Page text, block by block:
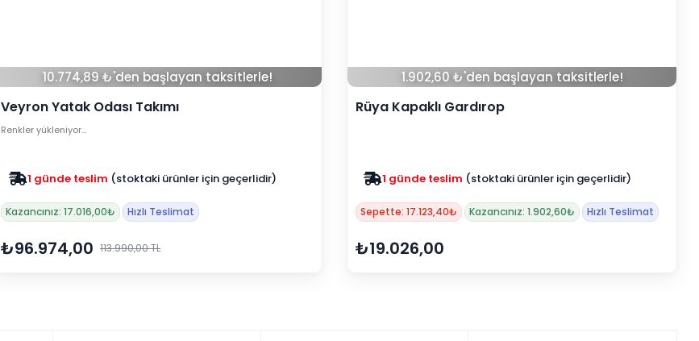
10.774,89 ₺'den başlayan taksitlerle!
Veyron Yatak Odası Takımı
Renkler yükleniyor…
1 günde teslim (stoktaki ürünler için geçerlidir)
Zam yok
2025 fiyatları devam ediyor
Kazancınız: 17.016,00₺ Hızlı Teslimat
₺96.974,00 113.990,00 TL
1.902,60 ₺'den başlayan taksitlerle!
Rüya Kapaklı Gardırop
1 günde teslim (stoktaki ürünler için geçerlidir)
Zam yok
2025 fiyatları devam ediyor
Sepette: 17.123,40₺ Kazancınız: 1.902,60₺ Hızlı Teslimat
₺19.026,00